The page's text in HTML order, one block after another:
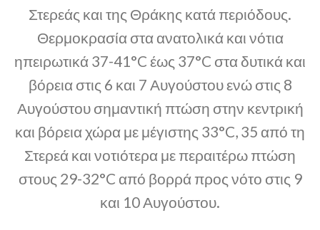
Στερεάς και της Θράκης κατά περιόδους.
Θερμοκρασία στα ανατολικά και νότια
ηπειρωτικά 37-41°C έως 37°C στα δυτικά και
βόρεια στις 6 και 7 Αυγούστου ενώ στις 8
Αυγούστου σημαντική πτώση στην κεντρική
και βόρεια χώρα με μέγιστης 33°C, 35 από τη
Στερεά και νοτιότερα με περαιτέρω πτώση
στους 29-32°C από βορρά προς νότο στις 9
και 10 Αυγούστου.